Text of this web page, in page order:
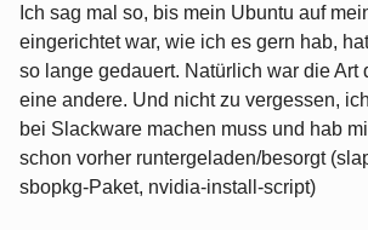
Ich sag mal so, bis mein Ubuntu auf
eingerichtet war, wie ich es gern hab,
so lange gedauert. Natürlich war die Art
eine andere. Und nicht zu vergessen,
bei Slackware machen muss und hab
schon vorher runtergeladen/besorgt
sbopkg-Paket, nvidia-install-script)